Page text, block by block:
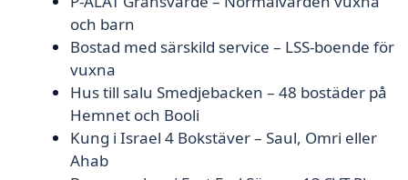
och barn
Bostad med särskild service – LSS-boende för
vuxna
Hus till salu Smedjebacken – 48 bostäder på
Hemnet och Booli
Kung i Israel 4 Bokstäver – Saul, Omri eller
Ahab